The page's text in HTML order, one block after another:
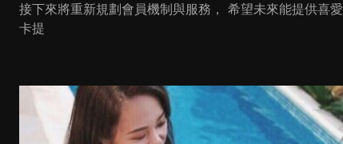
接下來將重新規劃會員機制與服務， 希望未來能提供喜愛
卡提